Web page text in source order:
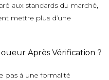
aux standards du marché,
mettre plus d’une
Après Vérification ?
pas à une formalité